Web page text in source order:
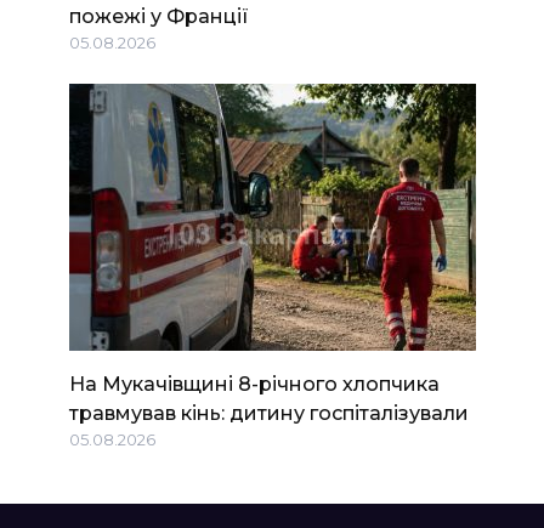
пожежі у Франції
05.08.2026
На Мукачівщині 8-річного хлопчика
травмував кінь: дитину госпіталізували
05.08.2026